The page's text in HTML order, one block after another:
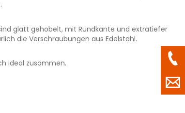
glatt gehobelt, mit Rundkante und extratiefer
die Verschraubungen aus Edelstahl.
ideal zusammen.